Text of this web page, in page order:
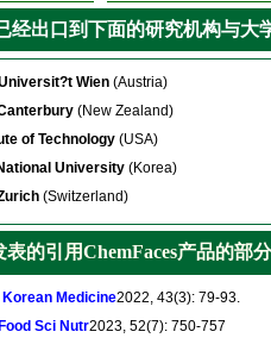
经出口到下面的研究机构与大
Wien (Austria)
(New Zealand)
of Technology (USA)
University (Korea)
(Switzerland)
表的引用ChemFaces产品的部
Medicine2022, 43(3): 79-93.
Sci Nutr2023, 52(7): 750-757